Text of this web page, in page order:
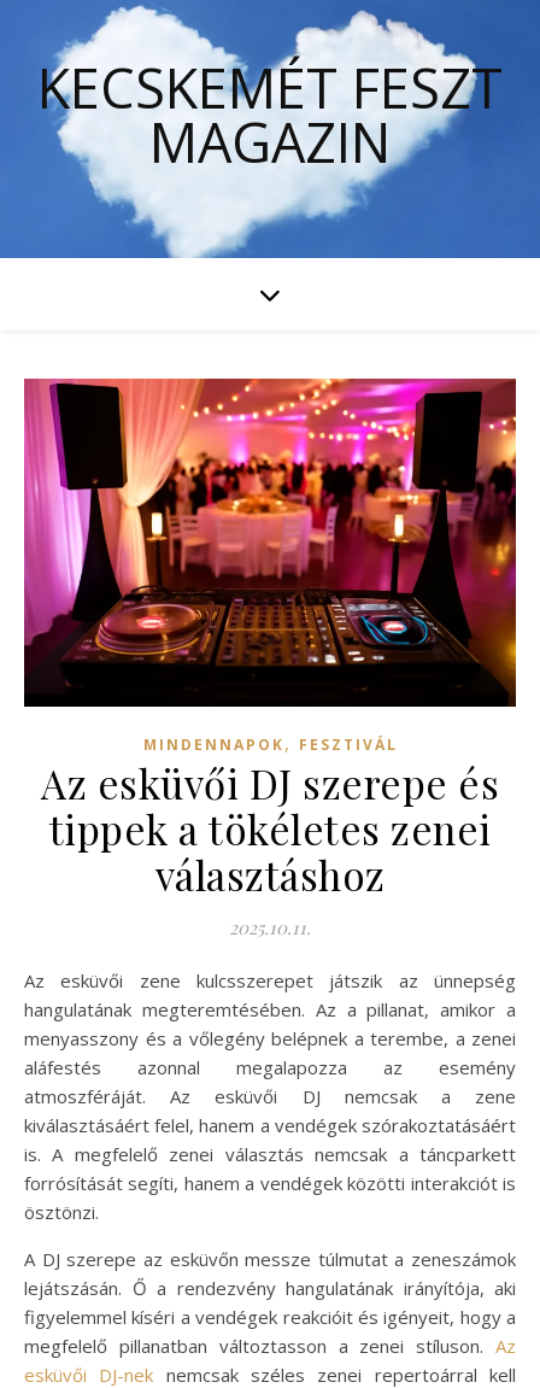
KECSKEMÉT FESZT
MAGAZIN
MINDENNAPOK, FESZTIVÁL
Az esküvői DJ szerepe és
tippek a tökéletes zenei
választáshoz
2025.10.11.
Az esküvői zene kulcsszerepet játszik az ünnepség
hangulatának megteremtésében. Az a pillanat, amikor a
menyasszony és a vőlegény belépnek a terembe, a zenei
aláfestés azonnal megalapozza az esemény
atmoszféráját. Az esküvői DJ nemcsak a zene
kiválasztásáért felel, hanem a vendégek szórakoztatásáért
is. A megfelelő zenei választás nemcsak a táncparkett
forrósítását segíti, hanem a vendégek közötti interakciót is
ösztönzi.
A DJ szerepe az esküvőn messze túlmutat a zeneszámok
lejátszásán. Ő a rendezvény hangulatának irányítója, aki
figyelemmel kíséri a vendégek reakcióit és igényeit, hogy a
megfelelő pillanatban változtasson a zenei stíluson. Az
esküvői DJ-nek nemcsak széles zenei repertoárral kell